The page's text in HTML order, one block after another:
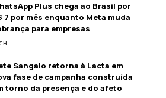
Plus chega ao Brasil por
7 por mês enquanto Meta muda
para empresas
Sangalo retorna à Lacta em
fase de campanha construída
torno da presença e do afeto